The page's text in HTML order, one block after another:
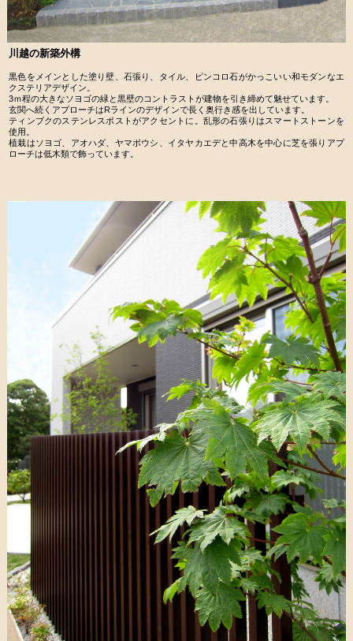
川越の新築外構
黒色をメインとした塗り壁、石張り、タイル、ピンコロ石がかっこいい和モダンなエ
クステリアデザイン。
3ｍ程の大きなソヨゴの緑と黒壁のコントラストが建物を引き締めて魅せています。
玄関へ続くアプローチはRラインのデザインで長く奥行き感を出しています。
ティンブクのステンレスポストがアクセントに。乱形の石張りはスマートストーンを
使用。
植栽はソヨゴ、アオハダ、ヤマボウシ、イタヤカエデと中高木を中心に芝を張りアプ
ローチは低木類で飾っています。